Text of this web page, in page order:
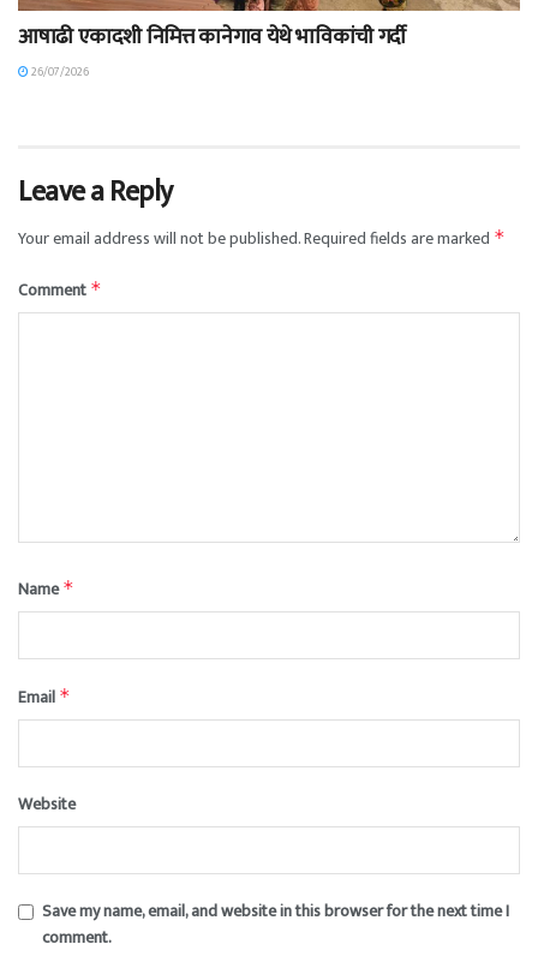
आषाढी एकादशी निमित्त कानेगाव येथे भाविकांची गर्दी
26/07/2026
Leave a Reply
Your email address will not be published.Required fields are marked *
Comment *
Name*
Email *
Website
Save my name, email, and website in this browser for the next time I
comment.